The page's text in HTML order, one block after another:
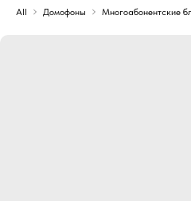
All Домофоны Многоабонентские